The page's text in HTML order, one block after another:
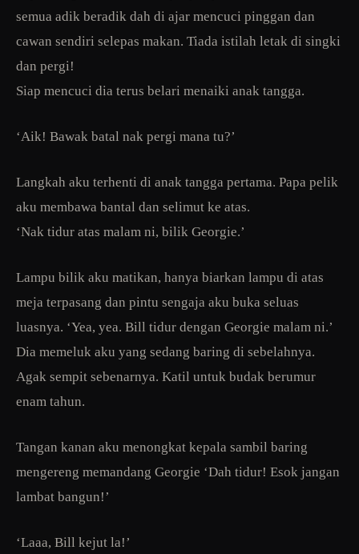
semua adik beradik dah di ajar mencuci pinggan dan
cawan sendiri selepas makan. Tiada istilah letak di singki
dan pergi!
Siap mencuci dia terus belari menaiki anak tangga.
‘Aik! Bawak batal nak pergi mana tu?’
Langkah aku terhenti di anak tangga pertama. Papa pelik
aku membawa bantal dan selimut ke atas.
‘Nak tidur atas malam ni, bilik Georgie.’
Lampu bilik aku matikan, hanya biarkan lampu di atas
meja terpasang dan pintu sengaja aku buka seluas
luasnya. ‘Yea, yea. Bill tidur dengan Georgie malam ni.’
Dia memeluk aku yang sedang baring di sebelahnya.
Agak sempit sebenarnya. Katil untuk budak berumur
enam tahun.
Tangan kanan aku menongkat kepala sambil baring
mengereng memandang Georgie ‘Dah tidur! Esok jangan
lambat bangun!’
‘Laaa, Bill kejut la!’